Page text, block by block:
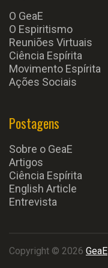
O GeaE
O Espiritismo
Reuniões Virtuais
Ciência Espírita
Movimento Espírita
Ações Sociais
Postagens
Sobre o GeaE
Artigos
Ciência Espírita
English Article
Entrevista
Copyright © 2026 GeaE